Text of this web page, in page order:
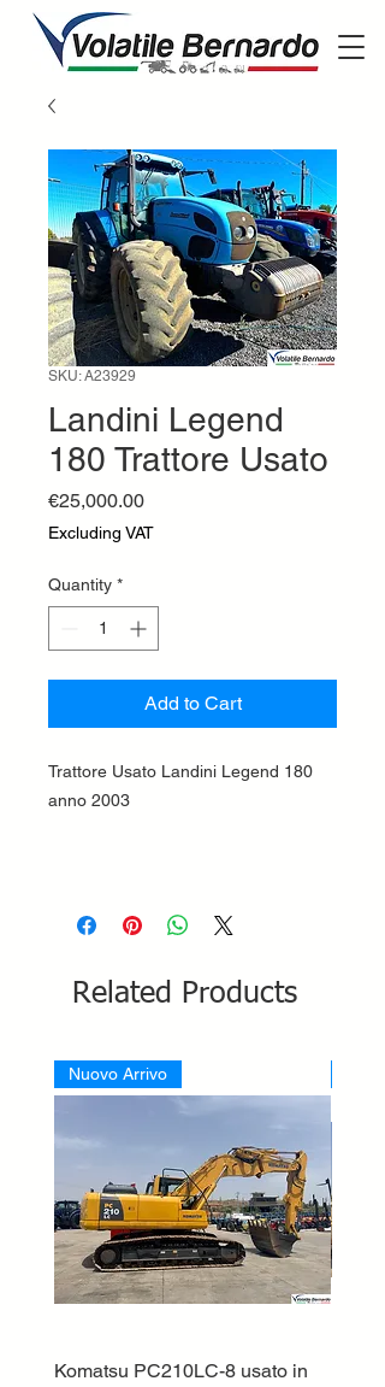
SKU: A23929
Landini Legend
180 Trattore Usato
€25,000.00Price
Excluding VAT
Quantity *
Add to Cart
Trattore Usato Landini Legend 180
anno 2003
Related Products
Nuovo Arrivo
Komatsu PC210LC-8 usato in